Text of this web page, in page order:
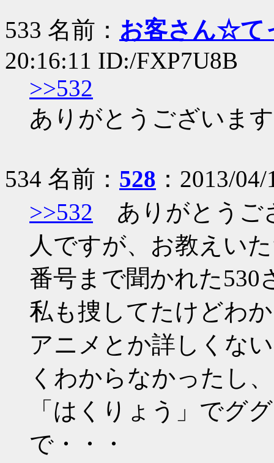
533 名前： お客さん☆て
20:16:11 ID:/FXP7U8B
>>532
ありがとうございます
534 名前： 528 ：2013/
>>532 ありがとうご
人ですが、お教えい
番号まで聞かれた530
私も捜してたけどわ
アニメとか詳しくな
くわからなかったし、
「はくりょう」でグ
で・・・